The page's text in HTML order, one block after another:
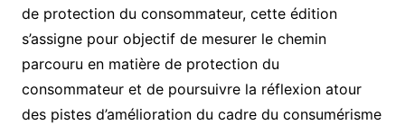
de protection du consommateur, cette édition
s’assigne pour objectif de mesurer le chemin
parcouru en matière de protection du
consommateur et de poursuivre la réflexion atour
des pistes d’amélioration du cadre du consumérisme